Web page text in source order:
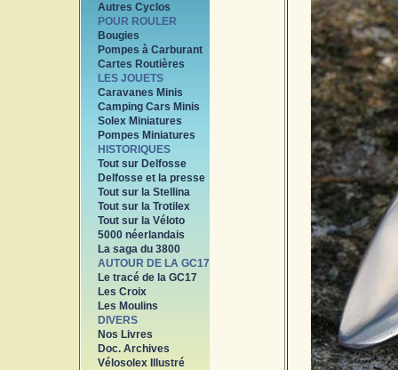
Autres Cyclos
POUR ROULER
Bougies
Pompes à Carburant
Cartes Routières
LES JOUETS
Caravanes Minis
Camping Cars Minis
Solex Miniatures
Pompes Miniatures
HISTORIQUES
Tout sur Delfosse
Delfosse et la presse
Tout sur la Stellina
Tout sur la Trotilex
Tout sur la Véloto
5000 néerlandais
La saga du 3800
AUTOUR DE LA GC17
Le tracé de la GC17
Les Croix
Les Moulins
DIVERS
Nos Livres
Doc. Archives
Vélosolex Illustré